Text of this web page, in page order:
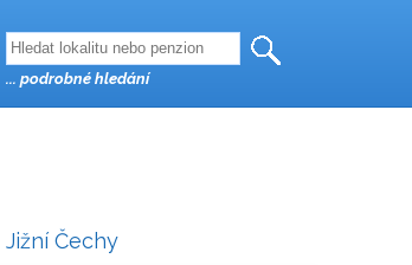
Jižní Čechy
... podrobné hledání